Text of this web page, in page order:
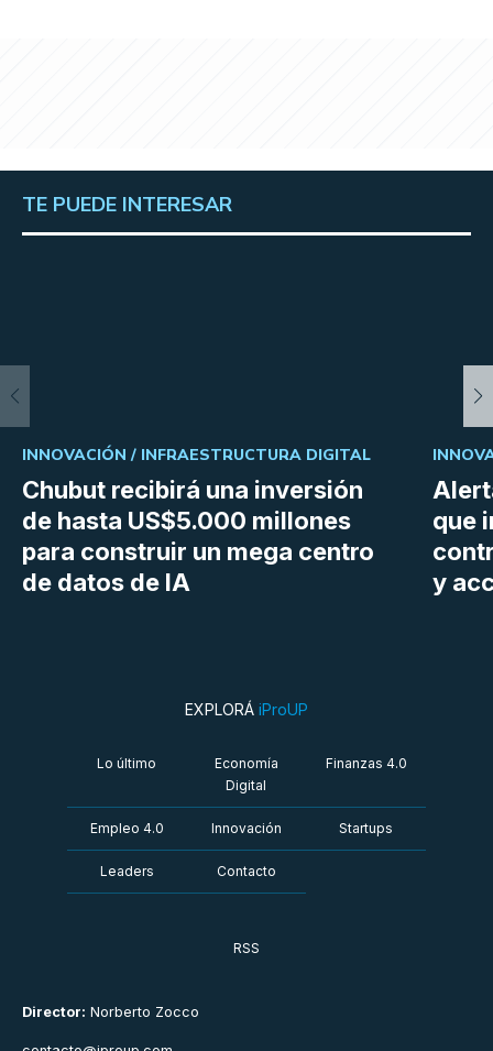
TE PUEDE INTERESAR
Chubut recibirá una inversión
de hasta US$5.000 millones
para construir un mega centro
de datos de IA
INNOVACIÓN / INFRAESTRUCTURA DIGITAL
que
y
Director: Norberto Zocco
EXPLORÁ iProUP
Lo último
Economía
Digital
Finanzas 4.0
Empleo 4.0 Innovación Startups
Leaders Contacto
RSS